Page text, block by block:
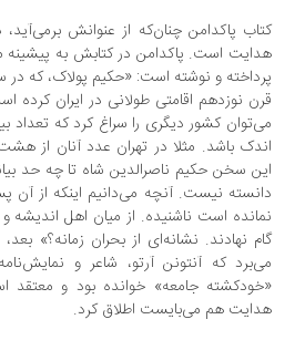
پاکدامن چنان‌که از عنوانش برمی‌آید،
است. پاکدامن در کتابش به پیشینه مقوله
و نوشته است: «حکیم پولاک، که در
نوزدهم اقامتی طولانی در ایران کرده است،
کشور دیگری را سراغ کرد که تعداد بیماران
باشد. مثلا در تهران عدد آنان از هشت تا
سخن حکیم ناصرالدین شاه تا چه حد بیانگر
نیست. آنچه می‌دانیم اینکه از آن پس
است ناشنیده. از میان اهل اندیشه و قلم
نهادند. نشانه‌ای از بحران زمانه؟» بعد،
که آنتونن آرتو، شاعر و
جامعه» خوانده بود و معتقد است
هم می‌بایست اطلاق کرد.